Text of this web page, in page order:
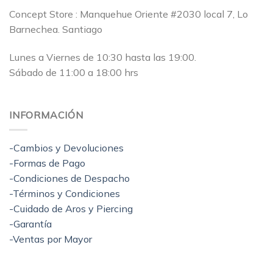
Concept Store : Manquehue Oriente #2030 local 7, Lo
Barnechea. Santiago
Lunes a Viernes de 10:30 hasta las 19:00.
Sábado de 11:00 a 18:00 hrs
INFORMACIÓN
-Cambios y Devoluciones
-Formas de Pago
-Condiciones de Despacho
-Términos y Condiciones
-Cuidado de Aros y Piercing
-Garantía
-Ventas por Mayor